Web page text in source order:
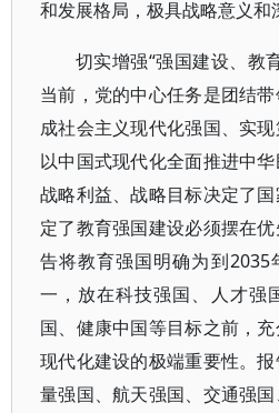
和发展格局，极具战略意义和
切实增强“强国建设、教
当前，党的中心任务是团结
成社会主义现代化强国、实
以中国式现代化全面推进中
战略利益、战略目标决定了
定了教育强国建设必须摆在
告将教育强国明确为到2035
一，放在科技强国、人才强
国、健康中国等目标之前，
现代化建设的极端重要性。
量强国、航天强国、交通强